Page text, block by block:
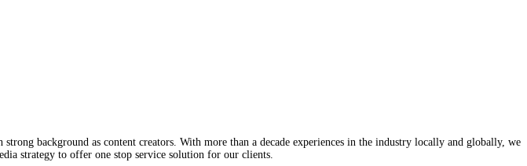
background as content creators. With more than a decade experiences in the industry locally and globally, we
strategy to offer one stop service solution for our clients.